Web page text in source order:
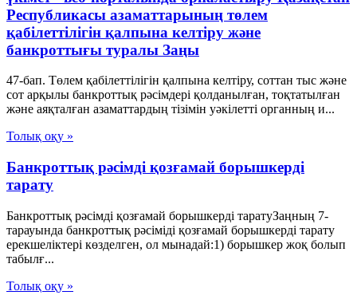
Республикасы азаматтарының төлем
қабілеттілігін қалпына келтіру және
банкроттығы туралы Заңы
47-бап. Төлем қабілеттілігін қалпына келтіру, соттан тыс және
сот арқылы банкроттық рәсімдері қолданылған, тоқтатылған
және аяқталған азаматтардың тізімін уәкілетті органның и...
Толық оқу »
Банкроттық рәсімді қозғамай борышкерді
тарату
Банкроттық рәсімді қозғамай борышкерді таратуЗаңның 7-
тарауында банкроттық рәсіміді қозғамай борышкерді тарату
ерекшеліктері көзделген, ол мынадай:1) борышкер жоқ болып
табылғ...
Толық оқу »